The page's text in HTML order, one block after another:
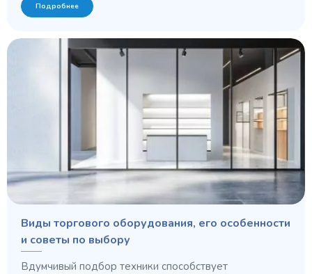
Подробнее
Виды торгового оборудования, его особенности
и советы по выбору
Вдумчивый подбор техники способствует